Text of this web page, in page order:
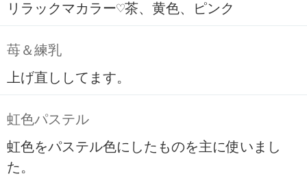
リラックマカラー♡茶、黄色、ピンク
苺＆練乳
上げ直ししてます。
虹色パステル
虹色をパステル色にしたものを主に使いまし
た。